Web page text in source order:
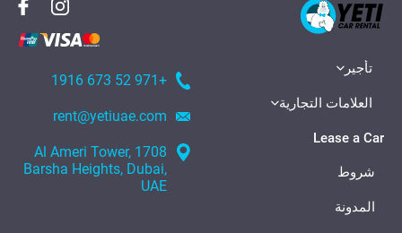
تأجير
العلامات التجارية
Lease a Car
شروط
المدونة
+971 52 673 1916
rent@yetiuae.com
1708 Al Ameri Tower,
Barsha Heights, Dubai,
UAE